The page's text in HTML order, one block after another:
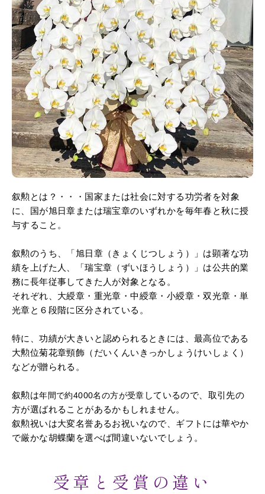
叙勲とは？・・・国家または社会に対する功労者を対象
に、国が旭日章または瑞宝章のいずれかを毎年春と秋に授
与すること。
叙勲のうち、「旭日章（きょくじつしょう）」は顕著な功
績を上げた人、「瑞宝章（ずいほうしょう）」は公共的業
務に長年従事してきた人が対象となる。
それぞれ、大綬章・重光章・中綬章・小綬章・双光章・単
光章と６段階に区分されている。
特に、功績が大きいと認められるときには、最高位である
大勲位菊花章頸飾（だいくんいきっかしょうけいしょく）
などが贈られる。
叙勲は年間で約4000名の方が受章 しているので、取引先の
方が選ばれることがあるかもしれません。
叙勲祝いは大変名誉あるお祝いなので、ギフトには華やか
で厳かな胡蝶蘭を選べば間違いないでしょう。
受章と受賞の違い